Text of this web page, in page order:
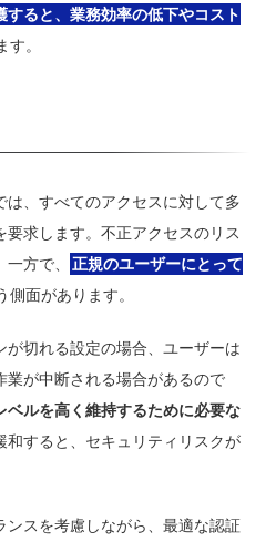
ると、業務効率の低下やコスト
す。
は、すべてのアクセスに対して多
求します。不正アクセスのリス
方で、
正規のユーザーにとって
側面があります。
切れる設定の場合、ユーザーは
業が中断される場合があるので
ベルを高く維持するために必要な
和すると、セキュリティリスクが
ンスを考慮しながら、最適な認証